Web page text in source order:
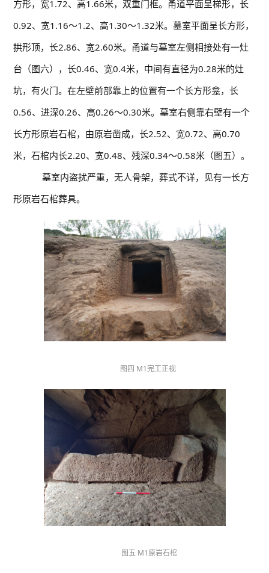
方形，宽1.72、高1.66米，双重门框。甬道平面呈梯形，长
0.92、宽1.16～1.2、高1.30～1.32米。墓室平面呈长方形，
拱形顶，长2.86、宽2.60米。甬道与墓室左侧相接处有一灶
台（图六），长0.46、宽0.4米，中间有直径为0.28米的灶
坑，有火门。在左壁前部靠上的位置有一个长方形龛，长
0.56、进深0.26、高0.26～0.30米。墓室右侧靠右壁有一个
长方形原岩石棺，由原岩凿成，长2.52、宽0.72、高0.70
米，石棺内长2.20、宽0.48、残深0.34～0.58米（图五）。
墓室内盗扰严重，无人骨架，葬式不详，见有一长方
形原岩石棺葬具。
图四 M1完工正视
图五 M1原岩石棺